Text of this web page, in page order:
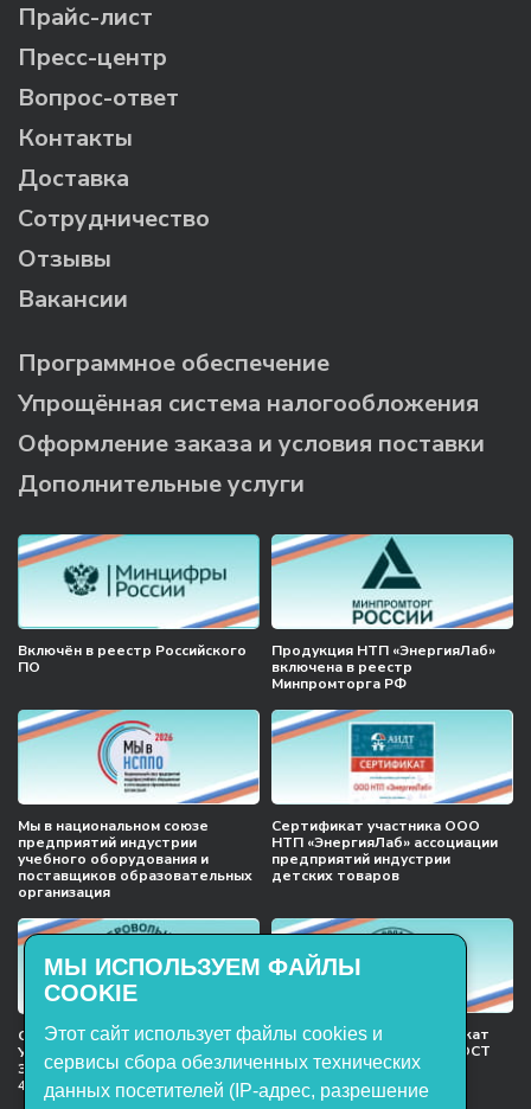
Прайс-лист
Пресс-центр
Вопрос-ответ
Контакты
Доставка
Сотрудничество
Отзывы
Вакансии
Программное обеспечение
Упрощённая система налогообложения
Оформление заказа и условия поставки
Дополнительные услуги
Включён в реестр Российского
ПО
Продукция НТП «ЭнергияЛаб»
включена в реестр
Минпромторга РФ
Мы в национальном союзе
предприятий индустрии
учебного оборудования и
поставщиков образовательных
организация
Сертификат участника ООО
НТП «ЭнергияЛаб» ассоциации
предприятий индустрии
детских товаров
Сертификат соответствия
Учебное оборудование, марки
ЭнергияЛаб ТУ 32.99.53–001–
47627947–2021 Серийный выпуск
Международный сертификат
менеджмента качества ГОСТ
ISO 9001:2015
МЫ ИСПОЛЬЗУЕМ ФАЙЛЫ
COOKIE
Этот сайт использует файлы cookies и
сервисы сбора обезличенных технических
данных посетителей (IP-адрес, разрешение